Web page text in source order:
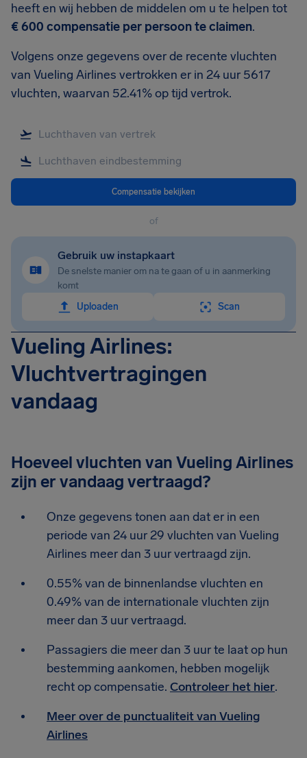
heeft en wij hebben de middelen om u te helpen tot
€ 600 compensatie per persoon te claimen.
Volgens onze gegevens over de recente vluchten
van Vueling Airlines vertrokken er in 24 uur 5617
vluchten, waarvan 52.41% op tijd vertrok.
Compensatie bekijken
of
Gebruik uw instapkaart
De snelste manier om na te gaan of u in aanmerking
komt
Uploaden
Scan
Vueling Airlines:
Vluchtvertragingen
vandaag
Hoeveel vluchten van Vueling Airlines
zijn er vandaag vertraagd?
Onze gegevens tonen aan dat er in een
periode van 24 uur 29 vluchten van Vueling
Airlines meer dan 3 uur vertraagd zijn.
0.55% van de binnenlandse vluchten en
0.49% van de internationale vluchten zijn
meer dan 3 uur vertraagd.
Passagiers die meer dan 3 uur te laat op hun
bestemming aankomen, hebben mogelijk
recht op compensatie. Controleer het hier.
Meer over de punctualiteit van Vueling
Airlines